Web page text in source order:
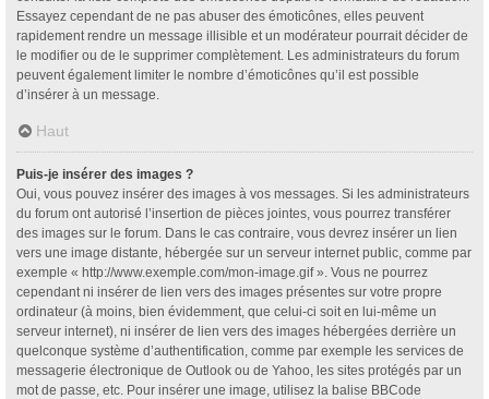
Essayez cependant de ne pas abuser des émoticônes, elles peuvent
rapidement rendre un message illisible et un modérateur pourrait décider de
le modifier ou de le supprimer complètement. Les administrateurs du forum
peuvent également limiter le nombre d’émoticônes qu’il est possible
d’insérer à un message.
Haut
Puis-je insérer des images ?
Oui, vous pouvez insérer des images à vos messages. Si les administrateurs
du forum ont autorisé l’insertion de pièces jointes, vous pourrez transférer
des images sur le forum. Dans le cas contraire, vous devrez insérer un lien
vers une image distante, hébergée sur un serveur internet public, comme par
exemple « http://www.exemple.com/mon-image.gif ». Vous ne pourrez
cependant ni insérer de lien vers des images présentes sur votre propre
ordinateur (à moins, bien évidemment, que celui-ci soit en lui-même un
serveur internet), ni insérer de lien vers des images hébergées derrière un
quelconque système d’authentification, comme par exemple les services de
messagerie électronique de Outlook ou de Yahoo, les sites protégés par un
mot de passe, etc. Pour insérer une image, utilisez la balise BBCode